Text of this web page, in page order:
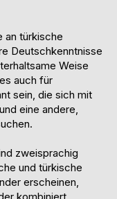
an türkische
Deutschkenntnisse
Weise
auch für
sein, die sich mit
eine andere,
zweisprachig
und türkische
erscheinen,